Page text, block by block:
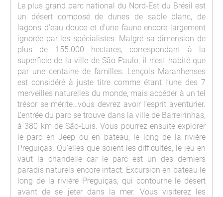
Le plus grand parc national du Nord-Est du Brésil est
un désert composé de dunes de sable blanc, de
lagons d’eau douce et d’une faune encore largement
ignorée par les spécialistes. Malgré sa dimension de
plus de 155.000 hectares, correspondant à la
superficie de la ville de São-Paulo, il n’est habité que
par une centaine de familles. Lençois Maranhenses
est considéré à juste titre comme étant l’une des 7
merveilles naturelles du monde, mais accéder à un tel
trésor se mérite…vous devrez avoir l’esprit aventurier.
L’entrée du parc se trouve dans la ville de Barreirinhas,
à 380 km de São-Luis. Vous pourrez ensuite explorer
le parc en Jeep ou en bateau, le long de la rivière
Preguiças. Qu’elles que soient les difficultés, le jeu en
vaut la chandelle car le parc est un des derniers
paradis naturels encore intact. Excursion en bateau le
long de la rivière Preguiças, qui contourne le désert
avant de se jeter dans la mer. Vous visiterez les